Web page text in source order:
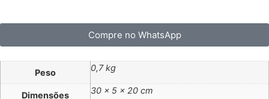
Compre no WhatsApp
Peso 0,7 kg
Dimensões 30 × 5 × 20 cm